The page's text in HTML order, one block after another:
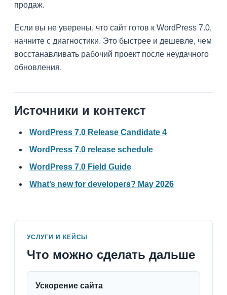
продаж.
Если вы не уверены, что сайт готов к WordPress 7.0,
начните с диагностики. Это быстрее и дешевле, чем
восстанавливать рабочий проект после неудачного
обновления.
Источники и контекст
WordPress 7.0 Release Candidate 4
WordPress 7.0 release schedule
WordPress 7.0 Field Guide
What’s new for developers? May 2026
УСЛУГИ И КЕЙСЫ
Что можно сделать дальше
Ускорение сайта